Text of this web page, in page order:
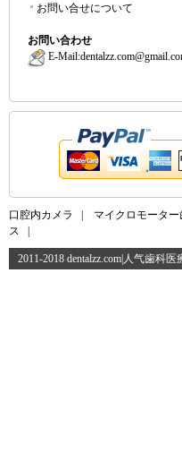
お問い合せについて
お問い合わせ
E-Mail:
口腔内カメラ マイクロモーター
ス
2011-2018 dentalzz.com|人气歯科